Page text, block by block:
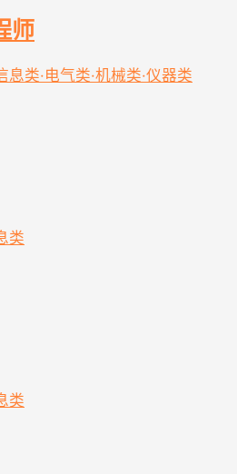
师
息类·电气类·机械类·仪器类
类
类